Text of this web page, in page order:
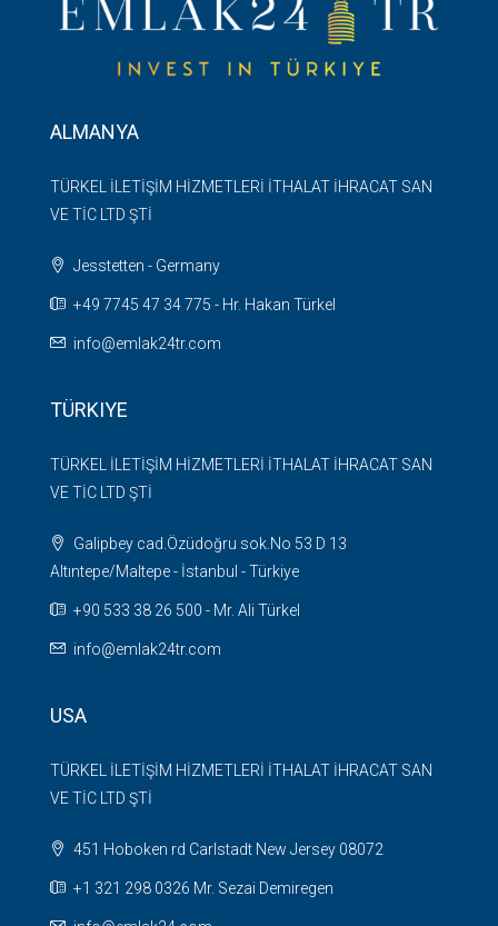
ALMANYA
TÜRKEL İLETİŞİM HİZMETLERİ İTHALAT İHRACAT SAN
VE TİC LTD ŞTİ
Jesstetten - Germany
+49 7745 47 34 775 - Hr. Hakan Türkel
info@emlak24tr.com
TÜRKIYE
TÜRKEL İLETİŞİM HİZMETLERİ İTHALAT İHRACAT SAN
VE TİC LTD ŞTİ
Galipbey cad.Özüdoğru sok.No 53 D 13
Altıntepe/Maltepe - İstanbul - Türkiye
+90 533 38 26 500 - Mr. Ali Türkel
info@emlak24tr.com
USA
TÜRKEL İLETİŞİM HİZMETLERİ İTHALAT İHRACAT SAN
VE TİC LTD ŞTİ
451 Hoboken rd Carlstadt New Jersey 08072
+1 321 298 0326 Mr. Sezai Demiregen